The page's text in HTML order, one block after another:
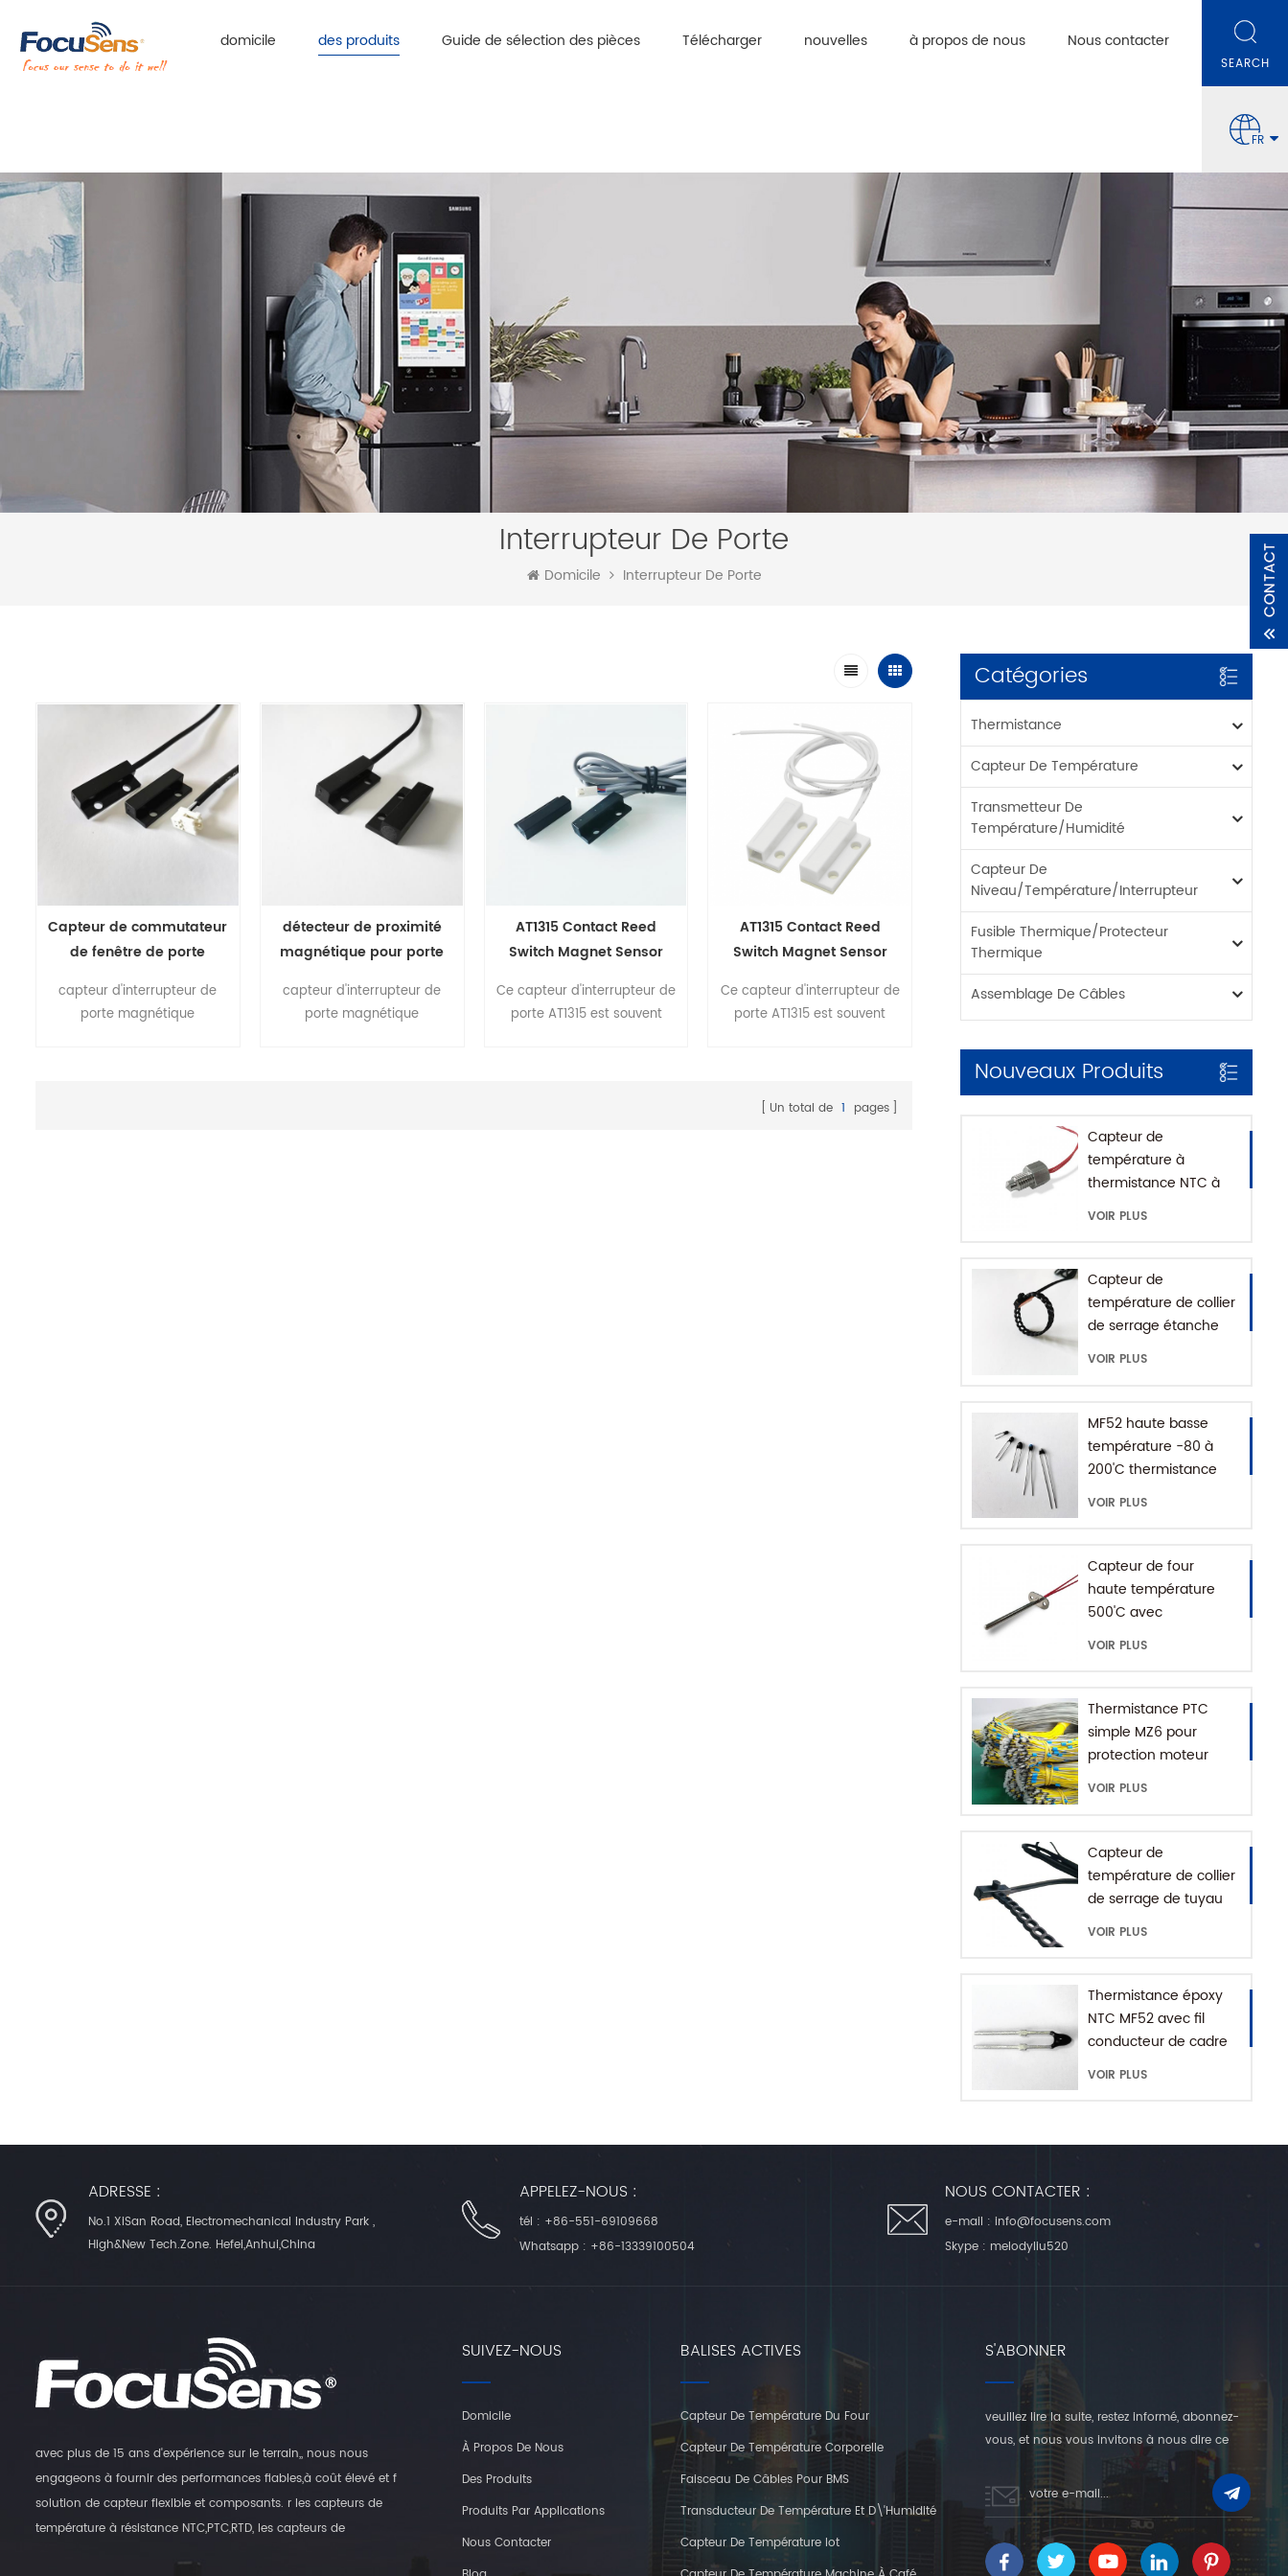
domicile des produits Guide de sélection des pièces Télécharger nouvelles à propos de nous Nous contacter
FR
Interrupteur De Porte
Domicile Interrupteur De Porte
Catégories
Thermistance
Capteur De Température
Transmetteur De
Température/humidité
Capteur De
Niveau/température/interrupteur
Fusible Thermique/protecteur
Thermique
Assemblage De Câbles
Nouveaux Produits
Capteur de
température à
thermistance NTC à
montage fileté pour
VOIR PLUS
Capteur de
température de collier
de serrage étanche
IP68
VOIR PLUS
MF52 haute basse
température -80 à
200'C thermistance
époxy NTC
VOIR PLUS
Capteur de four
haute température
500'C avec
connecteur de terre
VOIR PLUS
Thermistance PTC
simple MZ6 pour
protection moteur
avec plage +60-180'C
VOIR PLUS
Capteur de
température de collier
de serrage de tuyau
d'eau série MFE-1
VOIR PLUS
Thermistance époxy
NTC MF52 avec fil
conducteur de cadre
VOIR PLUS
Capteur de commutateur
de fenêtre de porte
capteur d'interrupteur de
porte magnétique
détecteur de proximité
magnétique pour porte
capteur d'interrupteur de
porte magnétique
AT1315 Contact Reed
Switch Magnet Sensor
porte de réfrigérateur
Ce capteur d'interrupteur de
porte AT1315 est souvent
AT1315 Contact Reed
Switch Magnet Sensor
porte de réfrigérateur
Ce capteur d'interrupteur de
porte AT1315 est souvent
montage et des trous pour
Un total de 1 pages
ADRESSE :
No.1 XiSan Road, Electromechanical Industry Park ,
High&New Tech.Zone. Hefei,Anhui,China
APPELEZ-NOUS :
tél : +86-551-69109668
Whatsapp : +86-13339100504
NOUS CONTACTER :
e-mail : info@focusens.com
Skype : melodyliu520
avec plus de 15 ans d'expérience sur le terrain,, nous nous
engageons à fournir des performances fiables,à coût élevé et f
solution de capteur flexible et composants. r les capteurs de
température à résistance NTC,PTC,RTD, les capteurs de
SUIVEZ-NOUS
Domicile
À Propos De Nous
Des Produits
Produits Par Applications
Nous Contacter
BALISES ACTIVES
Capteur De Température Du Four
Capteur De Température Corporelle
Faisceau De Câbles Pour BMS
Transducteur De Température Et D\'humidité
Capteur De Température Iot
S'ABONNER
veuillez lire la suite, restez informé, abonnez-
vous, et nous vous invitons à nous dire ce
que vous en pensez.